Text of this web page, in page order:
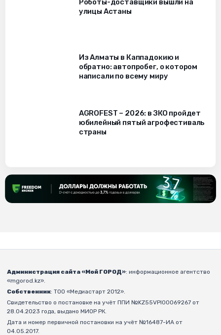
Роботы-доставщики вышли на
улицы Астаны
Из Алматы в Каппадокию и
обратно: автопробег, о котором
написали по всему миру
AGROFEST – 2026: в ЗКО пройдет
юбилейный пятый агрофестиваль
страны
Администрация сайта «Мой ГОРОД»: информационное агентство
«mgorod.kz».
Собственник: ТОО «Медиастарт 2012».
Свидетельство о постановке на учёт ППИ №KZ55VPI00069267 от
28.04.2023 года, выдано МИОР РК.
Дата и номер первичной постановки на учёт №16487-ИА от
04.05.2017.